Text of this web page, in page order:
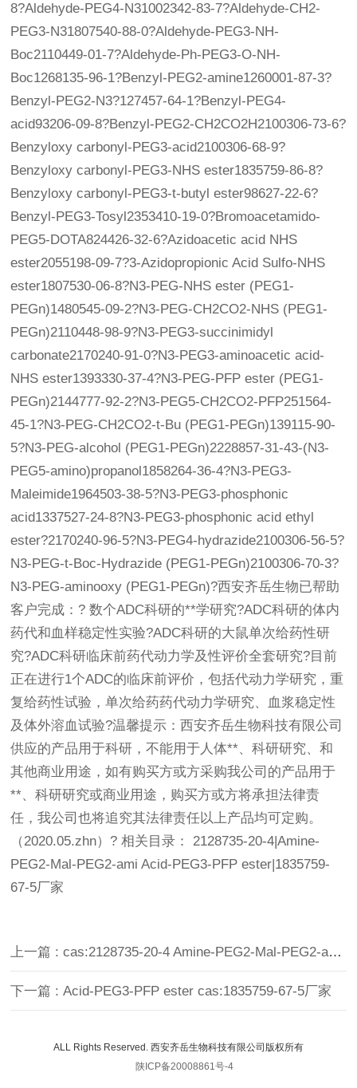
8?Aldehyde-PEG4-N31002342-83-7?Aldehyde-CH2-
PEG3-N31807540-88-0?Aldehyde-PEG3-NH-
Boc2110449-01-7?Aldehyde-Ph-PEG3-O-NH-
Boc1268135-96-1?Benzyl-PEG2-amine1260001-87-3?
Benzyl-PEG2-N3?127457-64-1?Benzyl-PEG4-
acid93206-09-8?Benzyl-PEG2-CH2CO2H2100306-73-6?
Benzyloxy carbonyl-PEG3-acid2100306-68-9?
Benzyloxy carbonyl-PEG3-NHS ester1835759-86-8?
Benzyloxy carbonyl-PEG3-t-butyl ester98627-22-6?
Benzyl-PEG3-Tosyl2353410-19-0?Bromoacetamido-
PEG5-DOTA824426-32-6?Azidoacetic acid NHS
ester2055198-09-7?3-Azidopropionic Acid Sulfo-NHS
ester1807530-06-8?N3-PEG-NHS ester (PEG1-
PEGn)1480545-09-2?N3-PEG-CH2CO2-NHS (PEG1-
PEGn)2110448-98-9?N3-PEG3-succinimidyl
carbonate2170240-91-0?N3-PEG3-aminoacetic acid-
NHS ester1393330-37-4?N3-PEG-PFP ester (PEG1-
PEGn)2144777-92-2?N3-PEG5-CH2CO2-PFP251564-
45-1?N3-PEG-CH2CO2-t-Bu (PEG1-PEGn)139115-90-
5?N3-PEG-alcohol (PEG1-PEGn)2228857-31-43-(N3-
PEG5-amino)propanol1858264-36-4?N3-PEG3-
Maleimide1964503-38-5?N3-PEG3-phosphonic
acid1337527-24-8?N3-PEG3-phosphonic acid ethyl
ester?2170240-96-5?N3-PEG4-hydrazide2100306-56-5?
N3-PEG-t-Boc-Hydrazide (PEG1-PEGn)2100306-70-3?
N3-PEG-aminooxy (PEG1-PEGn)?西安齐岳生物已帮助
客户完成：? 数个ADC科研的**学研究?ADC科研的体内
药代和血样稳定性实验?ADC科研的大鼠单次给药性研
究?ADC科研临床前药代动力学及性评价全套研究?目前
正在进行1个ADC的临床前评价，包括代动力学研究，重
复给药性试验，单次给药药代动力学研究、血浆稳定性
及体外溶血试验?温馨提示：西安齐岳生物科技有限公司
供应的产品用于科研，不能用于人体**、科研研究、和
其他商业用途，如有购买方或方采购我公司的产品用于
**、科研研究或商业用途，购买方或方将承担法律责
任，我公司也将追究其法律责任以上产品均可定购。
（2020.05.zhn）? 相关目录： 2128735-20-4|Amine-
PEG2-Mal-PEG2-ami Acid-PEG3-PFP ester|1835759-
67-5厂家
上一篇 : cas:2128735-20-4 Amine-PEG2-Mal-PEG2-amine
下一篇 : Acid-PEG3-PFP ester cas:1835759-67-5厂家
ALL Rights Reserved. 西安齐岳生物科技有限公司版权所有
陕ICP备20008861号-4